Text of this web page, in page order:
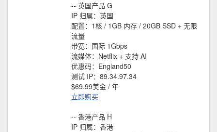
-- 英国产品 G
IP 归属：英国
配置：1核 / 1GB 内存 / 20GB SSD + 无限
流量
带宽：国际 1Gbps
流媒体：Netflix + 支持 AI
优惠码：England50
测试 IP：89.34.97.34
$69.99美金 / 年
立即购买
-- 香港产品 H
IP 归属：香港